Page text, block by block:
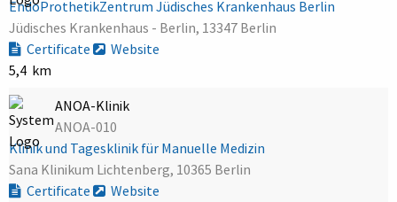
EndoProthetikZentrum Jüdisches Krankenhaus Berlin
Jüdisches Krankenhaus - Berlin, 13347 Berlin
Certificate
Website
5,4 km
ANOA-Klinik
ANOA-010
Klinik und Tagesklinik für Manuelle Medizin
Sana Klinikum Lichtenberg, 10365 Berlin
Certificate
Website